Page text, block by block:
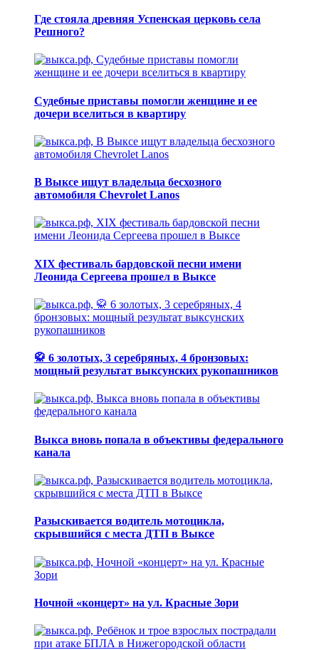
Где стояла древняя Успенская церковь села
Решного?
Судебные приставы помогли женщине и ее
дочери вселиться в квартиру
В Выксе ищут владельца бесхозного
автомобиля Chevrolet Lanos
XIX фестиваль бардовской песни имени
Леонида Сергеева прошел в Выксе
🥋 6 золотых, 3 серебряных, 4 бронзовых:
мощный результат выксунских рукопашников
Выкса вновь попала в объективы федерального
канала
Разыскивается водитель мотоцикла,
скрывшийся с места ДТП в Выксе
Ночной «концерт» на ул. Красные Зори